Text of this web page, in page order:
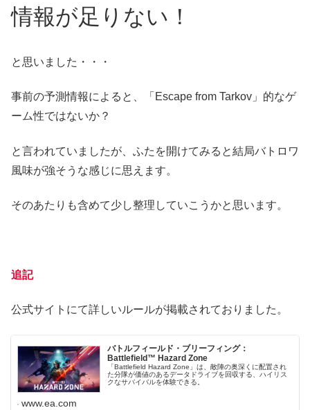
情報が足りない！
と思いました・・・
事前の予測情報によると、「Escape from Tarkov」的なゲ
ーム性ではないか？
と言われていましたが、ふたを開けてみると結局バトロワ
風味が強そうな感じに思えます。
そのあたりも含めて少し整理していこうかと思います。
追記
公式サイトにて詳しいルールが掲載されておりました。
バトルフィールド・ブリーフィング：
Battlefield™ Hazard Zone
「Battlefield Hazard Zone」は、敵陣の奥深くに配置され
た分隊が価値のあるデータドライブを回収する、ハイリス
クなサバイバルを体験できる。
www.ea.com